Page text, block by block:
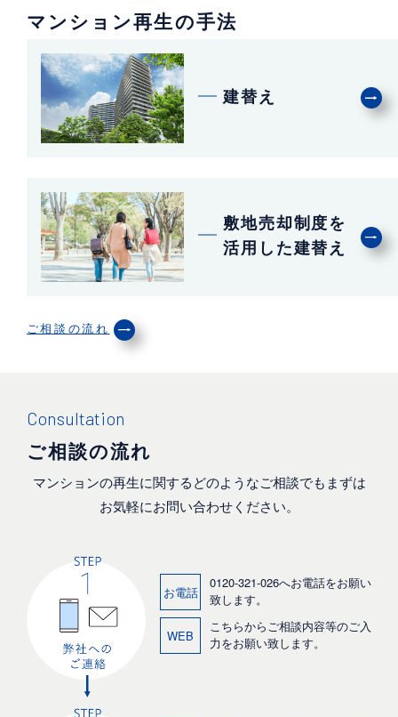
マンション再生の手法
建替え
敷地売却制度を
活用した建替え
ご相談の流れ
Consultation
ご相談の流れ
マンションの再生に関するどのようなご相談でもまずは
お気軽にお問い合わせください。
お電話
0120-321-026へお電話をお願い
致します。
WEB
こちらからご相談内容等のご入
力をお願い致します。